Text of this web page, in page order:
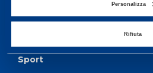
Personalizza
Rifiuta
Programmazione Allenamento
Sport